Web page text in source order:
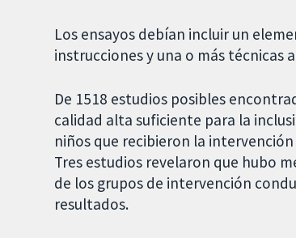
Los ensayos debían incluir un
instrucciones y una o más técnicas
De 1518 estudios posibles
calidad alta suficiente para la
niños que recibieron la
Tres estudios revelaron que hubo
de los grupos de intervención
resultados.